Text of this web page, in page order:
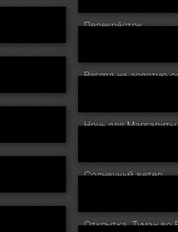
Перекрёсток.
Взгляд на золотую
Ночь для
Солнечный ветер.